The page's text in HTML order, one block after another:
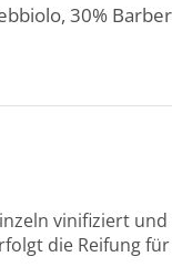
, 30%
vinifiziert
die Reifung